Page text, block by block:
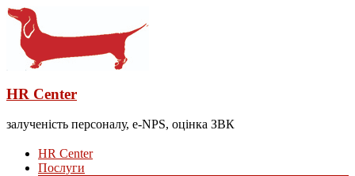
HR Center
залученість персоналу, e-NPS, оцінка ЗВК
HR Center
Послуги